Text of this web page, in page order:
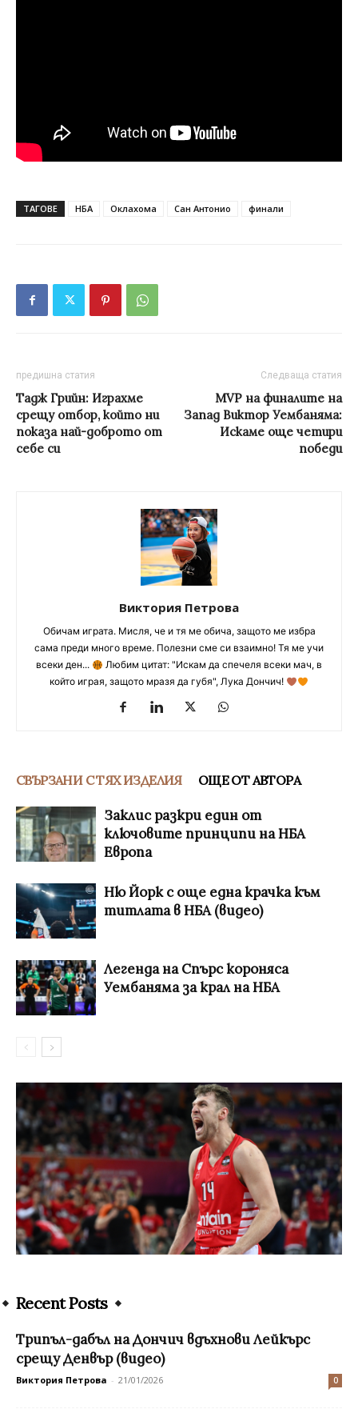
ТАГОВЕ НБА Оклахома Сан Антонио финали
предишна статия
Тадж Грийн: Играхме
срещу отбор, който ни
показа най-доброто от
себе си
Следваща статия
MVP на финалите на
Запад Виктор Уембаняма:
Искаме още четири
победи
Виктория Петрова
Обичам играта. Мисля, че и тя ме обича, защото ме избра
сама преди много време. Полезни сме си взаимно! Тя ме учи
всеки ден...
Любим цитат: "Искам да спечеля всеки мач, в
който играя, защото мразя да губя", Лука Дончич!
СВЪРЗАНИ С ТЯХ ИЗДЕЛИЯ ОЩЕ ОТ АВТОРА
Заклис разкри един от
ключовите принципи на НБА
Европа
Ню Йорк с още една крачка към
титлата в НБА (видео)
Легенда на Спърс короняса
Уембаняма за крал на НБА
Recent Posts
Трипъл-дабъл на Дончич вдъхнови Лейкърс
срещу Денвър (видео)
Виктория Петрова - 21/01/2026 0